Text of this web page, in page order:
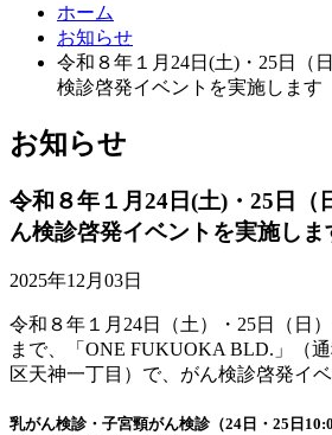
ホーム
お知らせ
令和８年１月24日(土)・25日（
検診啓発イベントを実施します
お知らせ
令和８年１月24日(土)・25日（
ん検診啓発イベントを実施しま
2025年12月03日
令和８年１月24日（土）・25日（日
まで、「ONE FUKUOKA BLD.」（
区天神一丁目）で、がん検診啓発イ
乳がん検診・子宮頸がん検診（24日・25日